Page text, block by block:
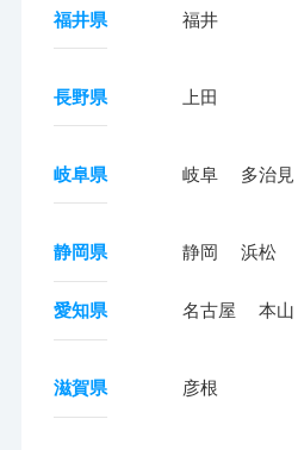
福井県 福井
長野県 上田
岐阜県 岐阜 多治見
静岡県 静岡 浜松
愛知県 名古屋 本山
滋賀県 彦根